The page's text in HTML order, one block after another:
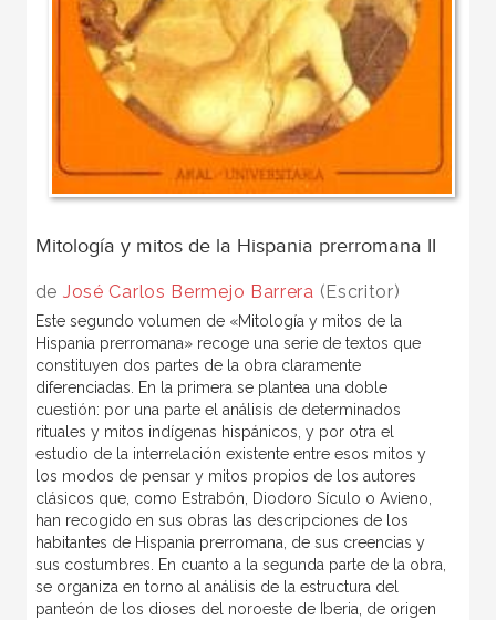
Mitología y mitos de la Hispania prerromana II
de José Carlos Bermejo Barrera (Escritor)
Este segundo volumen de «Mitología y mitos de la
Hispania prerromana» recoge una serie de textos que
constituyen dos partes de la obra claramente
diferenciadas. En la primera se plantea una doble
cuestión: por una parte el análisis de determinados
rituales y mitos indígenas hispánicos, y por otra el
estudio de la interrelación existente entre esos mitos y
los modos de pensar y mitos propios de los autores
clásicos que, como Estrabón, Diodoro Sículo o Avieno,
han recogido en sus obras las descripciones de los
habitantes de Hispania prerromana, de sus creencias y
sus costumbres. En cuanto a la segunda parte de la obra,
se organiza en torno al análisis de la estructura del
panteón de los dioses del noroeste de Iberia, de origen